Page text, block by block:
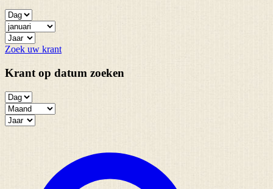
Zoek uw krant
Krant op datum zoeken